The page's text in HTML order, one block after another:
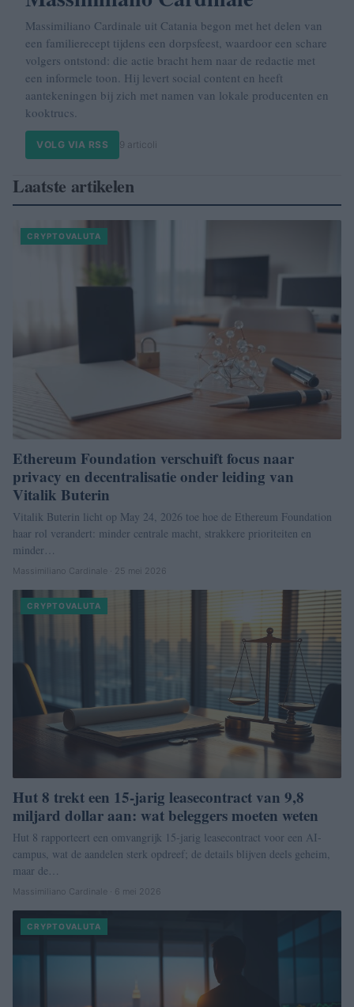
Massimiliano Cardinale uit Catania begon met het delen van
een familierecept tijdens een dorpsfeest, waardoor een schare
volgers ontstond: die actie bracht hem naar de redactie met
een informele toon. Hij levert social content en heeft
aantekeningen bij zich met namen van lokale producenten en
kooktrucs.
VOLG VIA RSS 9 articoli
Laatste artikelen
CRYPTOVALUTA
Ethereum Foundation verschuift focus naar
privacy en decentralisatie onder leiding van
Vitalik Buterin
Vitalik Buterin licht op May 24, 2026 toe hoe de Ethereum Foundation
haar rol verandert: minder centrale macht, strakkere prioriteiten en
minder…
Massimiliano Cardinale · 25 mei 2026
CRYPTOVALUTA
Hut 8 trekt een 15-jarig leasecontract van 9,8
miljard dollar aan: wat beleggers moeten weten
Hut 8 rapporteert een omvangrijk 15-jarig leasecontract voor een AI-
campus, wat de aandelen sterk opdreef; de details blijven deels geheim,
maar de…
Massimiliano Cardinale · 6 mei 2026
CRYPTOVALUTA